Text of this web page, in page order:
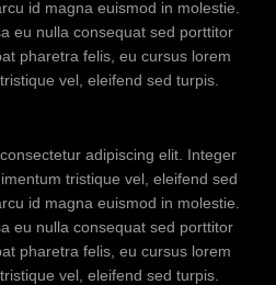
id magna euismod in molestie.
eu nulla consequat sed porttitor
pharetra felis, eu cursus lorem
vel, eleifend sed turpis.
adipiscing elit. Integer
tristique vel, eleifend sed
id magna euismod in molestie.
eu nulla consequat sed porttitor
pharetra felis, eu cursus lorem
vel, eleifend sed turpis.